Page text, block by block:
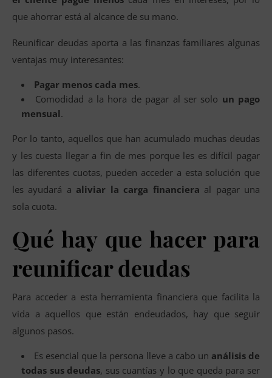
que ahorrar está al alcance de su mano.
Reunificar deudas aporta a las finanzas familiares algunas
ventajas muy interesantes:
Pagar menos cada mes.
Comodidad a la hora de pagar al ser solo un pago
mensual.
Por lo tanto, aquellos que han acumulado muchas deudas
y les cuesta llegar a fin de mes porque les es difícil pagar
las diferentes cuotas, pueden acceder a esta solución que
les ayudará a aliviar la carga financiera al pagar una
sola cuota.
Qué hay que hacer para
reunificar deudas
Para acceder a esta herramienta financiera que facilita la
vida a aquellos que están endeudados, hay que seguir
algunos pasos.
Es esencial que la persona lleve a cabo un análisis de
todas sus deudas, sus cuantías y lo que queda para ser